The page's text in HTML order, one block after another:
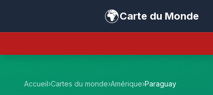
🌍Carte du Monde
Accueil›Cartes du monde›Amérique›Paraguay